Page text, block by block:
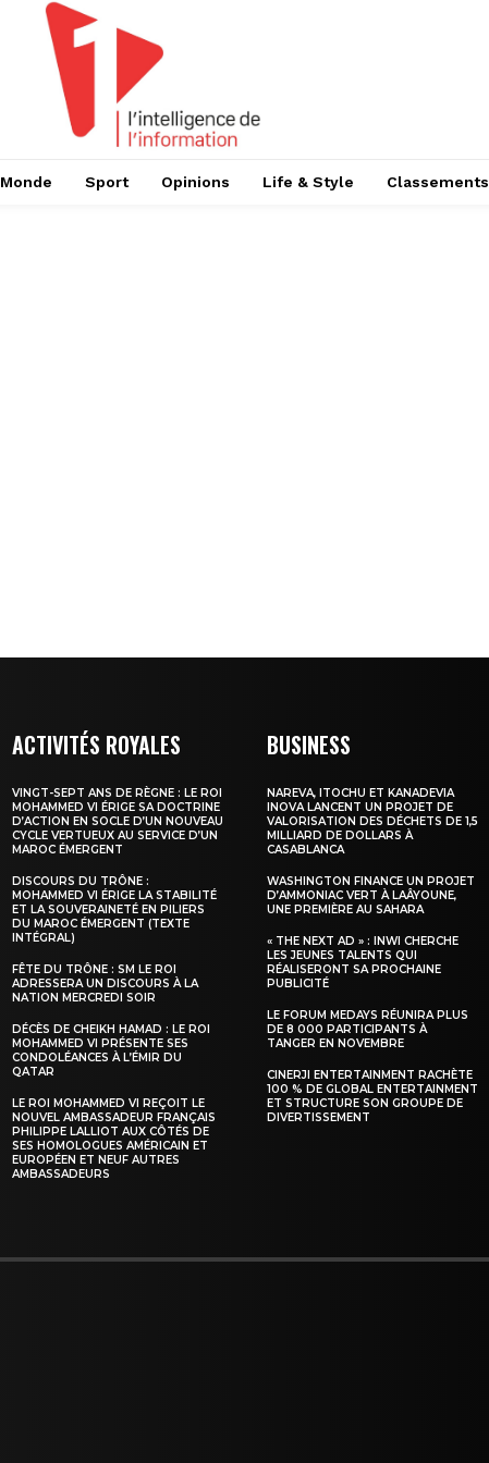
Insight Publications
À propos
Nous contacter
Formules d’abonnement
Monde Sport Opinions Life & Style Classements
ACTIVITÉS ROYALES
VINGT-SEPT ANS DE RÈGNE : LE ROI
MOHAMMED VI ÉRIGE SA DOCTRINE
D’ACTION EN SOCLE D’UN NOUVEAU
CYCLE VERTUEUX AU SERVICE D’UN
MAROC ÉMERGENT
DISCOURS DU TRÔNE :
MOHAMMED VI ÉRIGE LA STABILITÉ
ET LA SOUVERAINETÉ EN PILIERS
DU MAROC ÉMERGENT (TEXTE
INTÉGRAL)
FÊTE DU TRÔNE : SM LE ROI
ADRESSERA UN DISCOURS À LA
NATION MERCREDI SOIR
DÉCÈS DE CHEIKH HAMAD : LE ROI
MOHAMMED VI PRÉSENTE SES
CONDOLÉANCES À L’ÉMIR DU
QATAR
LE ROI MOHAMMED VI REÇOIT LE
NOUVEL AMBASSADEUR FRANÇAIS
PHILIPPE LALLIOT AUX CÔTÉS DE
SES HOMOLOGUES AMÉRICAIN ET
EUROPÉEN ET NEUF AUTRES
AMBASSADEURS
BUSINESS
NAREVA, ITOCHU ET KANADEVIA
INOVA LANCENT UN PROJET DE
VALORISATION DES DÉCHETS DE 1,5
MILLIARD DE DOLLARS À
CASABLANCA
WASHINGTON FINANCE UN PROJET
D’AMMONIAC VERT À LAÂYOUNE,
UNE PREMIÈRE AU SAHARA
« THE NEXT AD » : INWI CHERCHE
LES JEUNES TALENTS QUI
RÉALISERONT SA PROCHAINE
PUBLICITÉ
LE FORUM MEDAYS RÉUNIRA PLUS
DE 8 000 PARTICIPANTS À
TANGER EN NOVEMBRE
CINERJI ENTERTAINMENT RACHÈTE
100 % DE GLOBAL ENTERTAINMENT
ET STRUCTURE SON GROUPE DE
DIVERTISSEMENT